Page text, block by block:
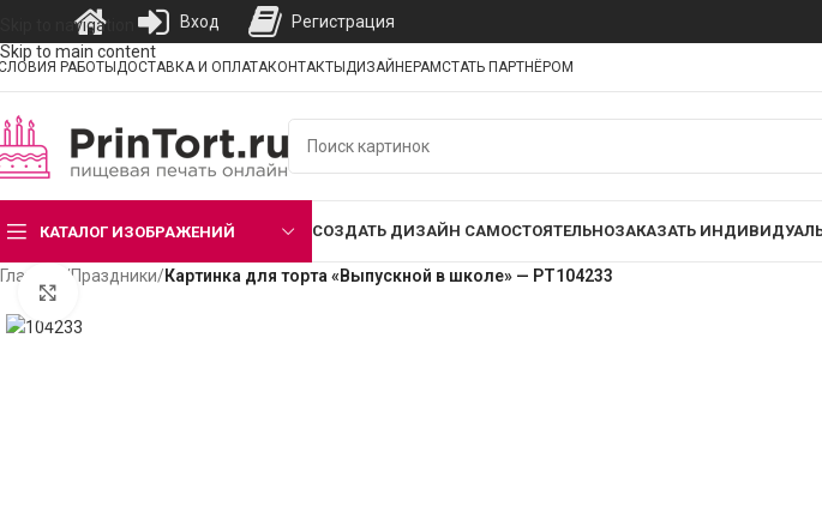
Skip to navigation
Skip to main content
РАБОТЫ ДОСТАВКА И ОПЛАТАКОНТАКТЫ ДИЗАЙНЕРАМСТАТЬ ПАРТНЁРОМ
КАТАЛОГ ИЗОБРАЖЕНИЙ СОЗДАТЬ ДИЗАЙН САМОСТОЯТЕЛЬНОЗАКАЗАТЬ
Главная /Праздники/Картинка для торта «Выпускной в школе» — PT104233
Вход Регистрация